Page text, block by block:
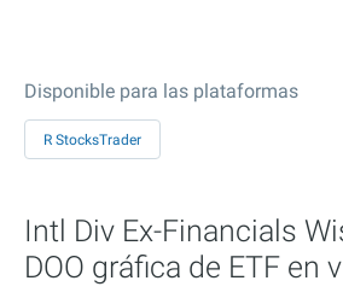
Disponible para las plataformas
R StocksTrader
Intl Div Ex-Financials
DOO gráfica de ETF en